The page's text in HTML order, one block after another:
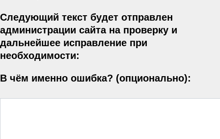
Следующий текст будет отправлен
администрации сайта на проверку и
дальнейшее исправление при
необходимости:
В чём именно ошибка? (опционально):